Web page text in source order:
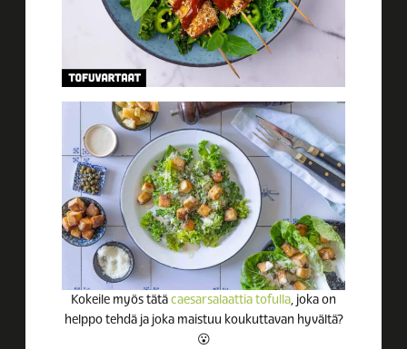
Kokeile myös tätäcaesarsalaattia tofulla, joka on
helppo tehdä ja joka maistuu koukuttavan hyvältä?
😮